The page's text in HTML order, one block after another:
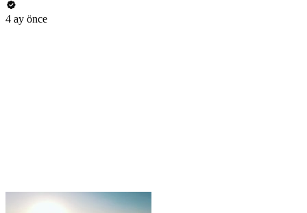
4 ay önce